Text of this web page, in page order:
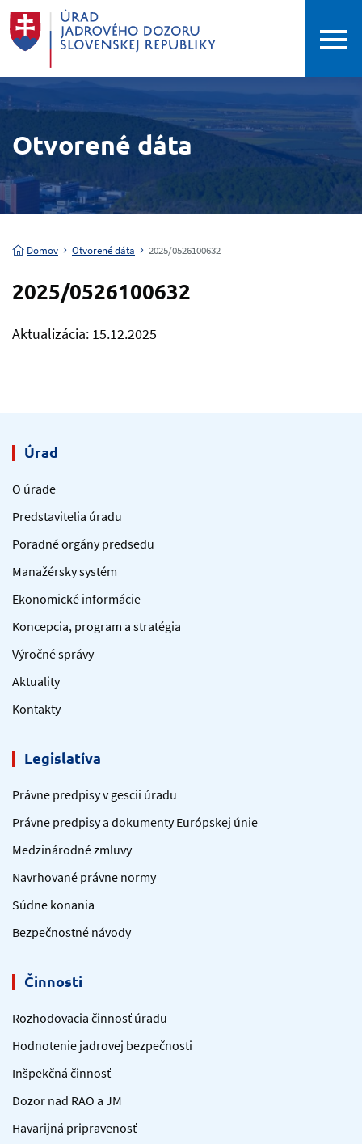
Otvorené dáta
Domov Otvorené dáta 2025/0526100632
2025/0526100632
Aktualizácia: 15.12.2025
Úrad
O úrade
Predstavitelia úradu
Poradné orgány predsedu
Manažérsky systém
Ekonomické informácie
Koncepcia, program a stratégia
Výročné správy
Aktuality
Kontakty
Legislatíva
Právne predpisy v gescii úradu
Právne predpisy a dokumenty Európskej únie
Medzinárodné zmluvy
Navrhované právne normy
Súdne konania
Bezpečnostné návody
Činnosti
Rozhodovacia činnosť úradu
Hodnotenie jadrovej bezpečnosti
Inšpekčná činnosť
Dozor nad RAO a JM
Havarijná pripravenosť